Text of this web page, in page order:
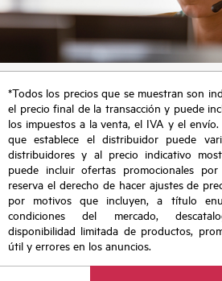
*Todos los precios que se muestran son
el precio final de la transacción y puede
los impuestos a la venta, el IVA y el
que establece el distribuidor puede
distribuidores y al precio indicativo
puede incluir ofertas promocionales
reserva el derecho de hacer ajustes de
por motivos que incluyen, a título
condiciones del mercado,
disponibilidad limitada de productos,
útil y errores en los anuncios.